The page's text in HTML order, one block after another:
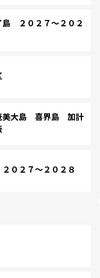
２０２７～２０２
大島 喜界島 加計
０２７～２０２８